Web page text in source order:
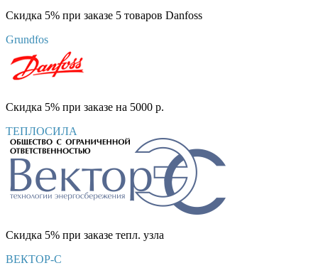
Скидка 5% при заказе 5 товаров Danfoss
Grundfos
Скидка 5% при заказе на 5000 р.
ТЕПЛОСИЛА
Скидка 5% при заказе тепл. узла
ВЕКТОР-С